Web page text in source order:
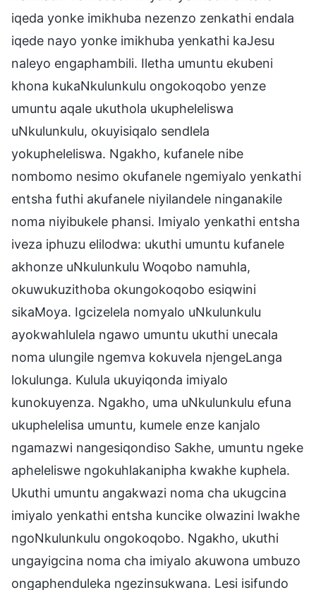
iqeda yonke imikhuba nezenzo zenkathi endala
iqede nayo yonke imikhuba yenkathi kaJesu
naleyo engaphambili. Iletha umuntu ekubeni
khona kukaNkulunkulu ongokoqobo yenze
umuntu aqale ukuthola ukupheleliswa
uNkulunkulu, okuyisiqalo sendlela
yokupheleliswa. Ngakho, kufanele nibe
nombomo nesimo okufanele ngemiyalo yenkathi
entsha futhi akufanele niyilandele ninganakile
noma niyibukele phansi. Imiyalo yenkathi entsha
iveza iphuzu elilodwa: ukuthi umuntu kufanele
akhonze uNkulunkulu Woqobo namuhla,
okuwukuzithoba okungokoqobo esiqwini
sikaMoya. Igcizelela nomyalo uNkulunkulu
ayokwahlulela ngawo umuntu ukuthi unecala
noma ulungile ngemva kokuvela njengeLanga
lokulunga. Kulula ukuyiqonda imiyalo
kunokuyenza. Ngakho, uma uNkulunkulu efuna
ukuphelelisa umuntu, kumele enze kanjalo
ngamazwi nangesiqondiso Sakhe, umuntu ngeke
apheleliswe ngokuhlakanipha kwakhe kuphela.
Ukuthi umuntu angakwazi noma cha ukugcina
imiyalo yenkathi entsha kuncike olwazini lwakhe
ngoNkulunkulu ongokoqobo. Ngakho, ukuthi
ungayigcina noma cha imiyalo akuwona umbuzo
ongaphenduleka ngezinsukwana. Lesi isifundo